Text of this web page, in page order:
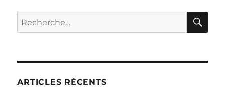
Tueurs
San
Ralph
Nelson
Recherche
pour :
ARTICLES RÉCENTS